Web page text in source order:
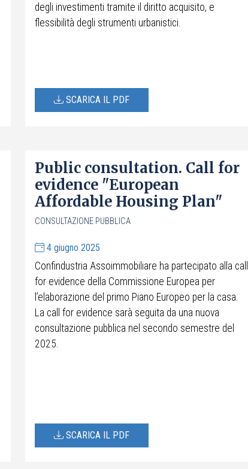
degli investimenti tramite il diritto acquisito, e
flessibilità degli strumenti urbanistici.
SCARICA IL PDF
Public consultation. Call for
evidence "European
Affordable Housing Plan"
CONSULTAZIONE PUBBLICA
4 giugno 2025
Confindustria Assoimmobiliare ha partecipato alla call
for evidence della Commissione Europea per
l’elaborazione del primo Piano Europeo per la casa.
La call for evidence sarà seguita da una nuova
consultazione pubblica nel secondo semestre del
2025.
SCARICA IL PDF